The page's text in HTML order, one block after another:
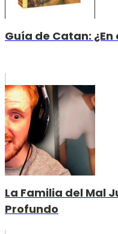
Guía de Catan:
La Familia del Mal
Profundo